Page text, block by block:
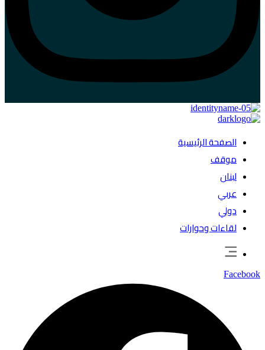
الصفحة الرئيسية
موقف
لبنان
عربي
دولي
لقاءات وحوارات
Facebook